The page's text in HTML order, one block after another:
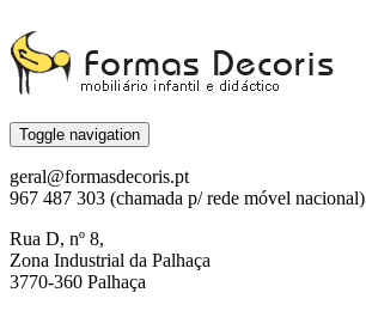
Toggle navigation
geral@formasdecoris.pt
967 487 303 (chamada p/ rede móvel nacional)
Rua D, nº 8,
Zona Industrial da Palhaça
3770-360 Palhaça